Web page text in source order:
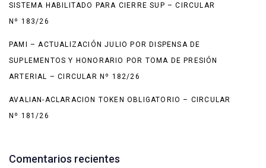
SISTEMA HABILITADO PARA CIERRE SUP – CIRCULAR
Nº 183/26
PAMI – ACTUALIZACIÓN JULIO POR DISPENSA DE
SUPLEMENTOS Y HONORARIO POR TOMA DE PRESIÓN
ARTERIAL – CIRCULAR Nº 182/26
AVALIAN-ACLARACION TOKEN OBLIGATORIO – CIRCULAR
Nº 181/26
Comentarios recientes